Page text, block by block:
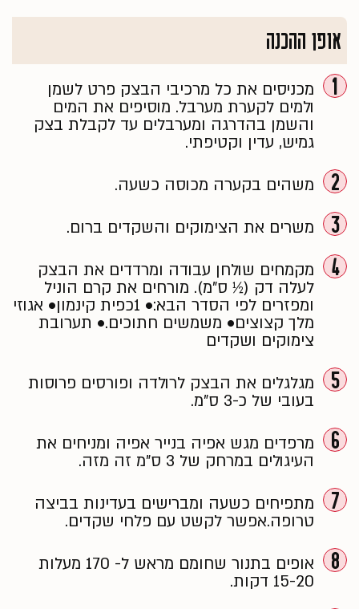
אופן ההכנה
1
מכניסים את כל מרכיבי הבצק פרט לשמן
ולמים לקערת מערבל. מוסיפים את המים
והשמן בהדרגה ומערבלים עד לקבלת בצק
גמיש, עדין וקטיפתי.
2 משהים בקערה מכוסה כשעה.
3 משרים את הצימוקים והשקדים ברום.
4
מקמחים שולחן עבודה ומרדדים את הבצק
לעלה דק (½ ס"מ). מורחים את קרם הוניל
ומפזרים לפי הסדר הבא:• 1כפית קינמון• אגוזי
מלך קצוצים• משמשים חתוכים.• תערובת
צימוקים ושקדים
5
מגלגלים את הבצק לרולדה ופורסים פרוסות
בעובי של כ-3 ס"מ.
6
מרפדים מגש אפיה בנייר אפיה ומניחים את
העיגולים במרחק של 3 ס"מ זה מזה.
7
מתפיחים כשעה ומברישים בעדינות בביצה
טרופה.אפשר לקשט עם פלחי שקדים.
8
אופים בתנור שחומם מראש ל- 170 מעלות
15-20 דקות.